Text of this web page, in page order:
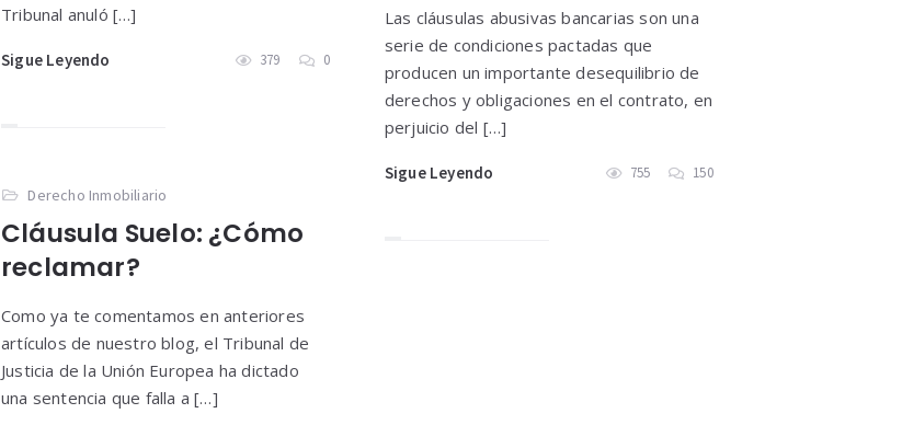
Las cláusulas abusivas bancarias son una
serie de condiciones pactadas que
producen un importante desequilibrio de
derechos y obligaciones en el contrato, en
perjuicio del […]
Sigue Leyendo 755 150
Tribunal anuló […]
Sigue Leyendo 379 0
Derecho Inmobiliario
Cláusula Suelo: ¿Cómo
reclamar?
Como ya te comentamos en anteriores
artículos de nuestro blog, el Tribunal de
Justicia de la Unión Europea ha dictado
una sentencia que falla a […]